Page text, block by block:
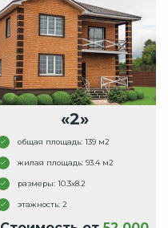
«2»
общая площадь: 139 м2
жилая площадь: 93.4 м2
размеры: 10.3x8.2
этажность: 2